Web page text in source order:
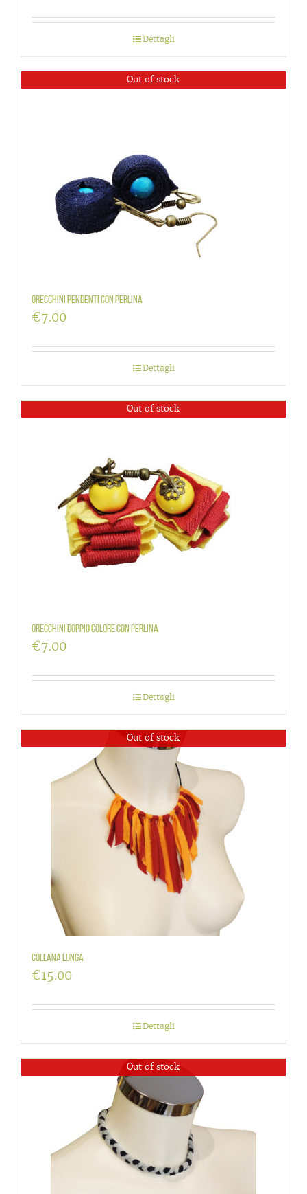
Dettagli
Out of stock
Orecchini pendenti con perlina
€7.00
Dettagli
Out of stock
Orecchini doppio colore con perlina
€7.00
Dettagli
Out of stock
Collana lunga
€15.00
Dettagli
Out of stock